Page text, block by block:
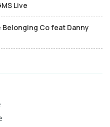
Live
Belonging Co feat Danny